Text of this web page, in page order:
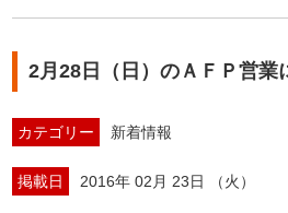
2月28日（日）のＡＦＰ営業
カテゴリー 新着情報
掲載日 2016年 02月 23日 （火）